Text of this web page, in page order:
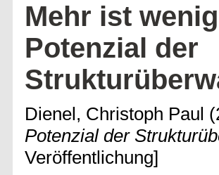
Mehr ist
Potenzial der
Dienel, Christoph Paul
Potenzial der
Veröffentlichung]